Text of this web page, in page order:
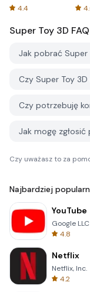
4.4
Super Toy 3D FAQ
Jak pobrać Super
Czy uważasz to za
Najbardziej
YouTube
Google LLC
4.8
Netflix
Netflix, Inc.
4.2